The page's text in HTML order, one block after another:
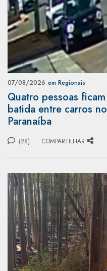
07/08/2026 em Regionais
Quatro pessoas
batida entre carros
Paranaíba
(28) COMPARTILHAR